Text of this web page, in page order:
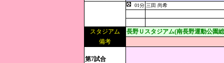
01分 三田 尚希
スタジアム
長野Ｕスタジアム(南長野運動公園
備考
第7試合